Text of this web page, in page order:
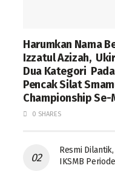
Harumkan Nama
Izzatul Azizah,
Dua Kategori
Pencak Silat
Championship Se-
0 SHARES
Resmi
IKSMB